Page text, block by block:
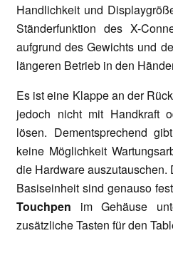
Handlichkeit und
Ständerfunktion des X-
aufgrund des Gewichts und
längeren Betrieb in den
Es ist eine Klappe an der
jedoch nicht mit Handkraft
lösen. Dementsprechend
keine Möglichkeit
die Hardware auszutauschen.
Basiseinheit sind genauso
Touchpen im Gehäuse
zusätzliche Tasten für den